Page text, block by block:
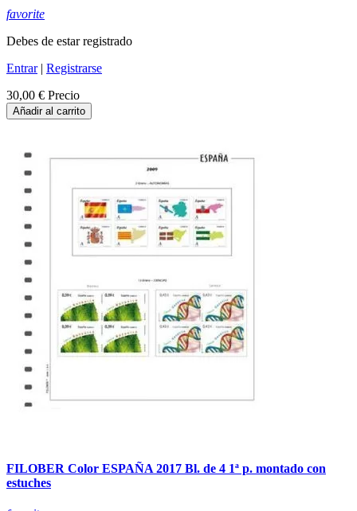
favorite
Debes de estar registrado
Entrar| Registrarse
30,00 € Precio
Añadir al carrito
FILOBER Color ESPAÑA 2017 Bl. de 4 1ª p. montado con
estuches